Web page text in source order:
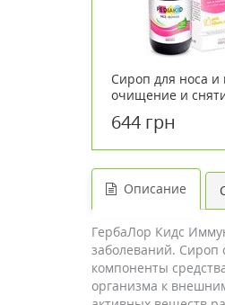
Сироп для носа и
очищение и
125 мл
644 грн
Описание
ГербаЛор Кидс
заболеваний. Сироп
компоненты
организма к